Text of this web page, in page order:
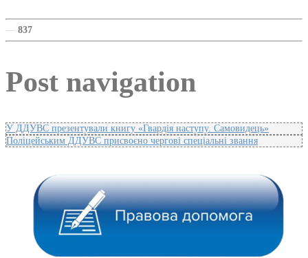
— 837
Post navigation
У ДДУВС презентували книгу «Гвардія наступу. Самовидець»
Поліцейським ДДУВС присвоєно чергові спеціальні звання